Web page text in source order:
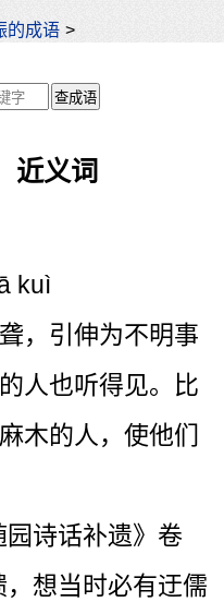
的成语 >
近义词
kuì
，引伸为不明事
人也听得见。比
木的人，使他们
园诗话补遗》卷
，想当时必有迂儒